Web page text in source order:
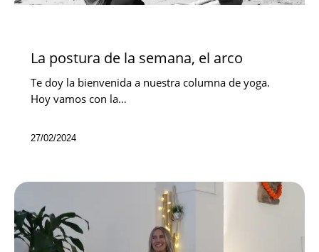
La postura de la semana, el arco
Te doy la bienvenida a nuestra columna de yoga.
Hoy vamos con la…
27/02/2024